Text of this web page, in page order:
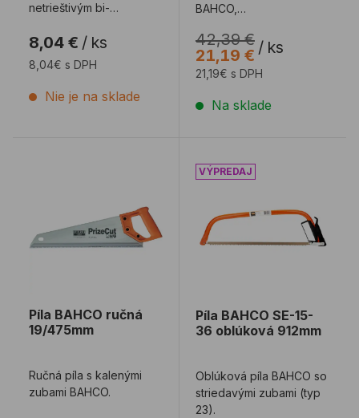
netrieštivým bi-
listom BAHCO Sandflex®
...
8,04 € / ks
8,04€ s DPH
Nie je na sklade
BAHCO,
BAHCO a užitočnú
kapsičku so zi ...
42,39 €
21,19 € / ks
21,19€ s DPH
Na sklade
Píla BAHCO ručná 19/475mm
Píla BAHCO ručná
19/475mm
Ručná píla s kalenými
zubami BAHCO.
Píla BAHCO SE-15-36
Píla BAHCO SE-15-
36 oblúková 912mm
Oblúková píla BAHCO so
striedavými zubami (typ
23).